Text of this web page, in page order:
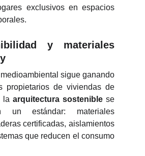
exclusivos en espacios
y materiales
sigue ganando
propietarios de viviendas de
la arquitectura sosteniblese
un estándar: materiales
certificadas, aislamientos
que reducen el consumo